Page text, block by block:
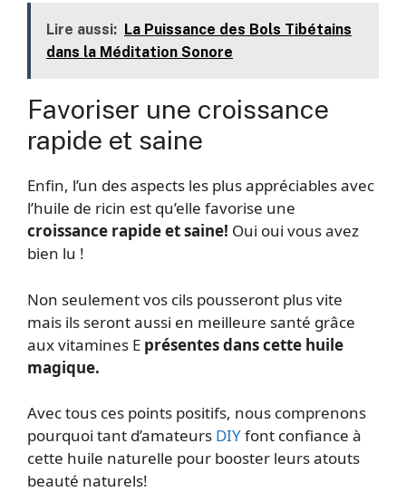
Lire aussi: La Puissance des Bols Tibétains
dans la Méditation Sonore
Favoriser une croissance
rapide et saine
Enfin, l’un des aspects les plus appréciables avec
l’huile de ricin est qu’elle favorise une
croissance rapide et saine! Oui oui vous avez
bien lu !
Non seulement vos cils pousseront plus vite
mais ils seront aussi en meilleure santé grâce
aux vitamines E présentes dans cette huile
magique.
Avec tous ces points positifs, nous comprenons
pourquoi tant d’amateurs DIYfont confiance à
cette huile naturelle pour booster leurs atouts
beauté naturels!